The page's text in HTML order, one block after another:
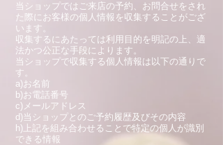
当ショップではご来店の予約、お問合せをされ
た際にお客様の個人情報を収集することがござ
います。
収集するにあたっては利用目的を明記の上、適
法かつ公正な手段によります。
当ショップで収集する個人情報は以下の通りで
す。
a)お名前
b)お電話番号
c)メールアドレス
d)当ショップとのご予約履歴及びその内容
h)上記を組み合わせることで特定の個人が識別
できる情報